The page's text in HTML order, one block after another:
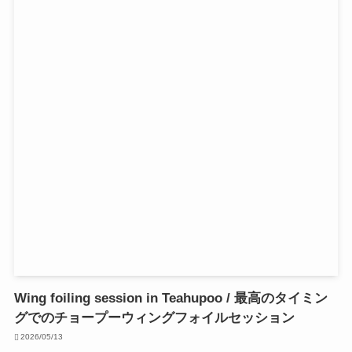
Wing foiling session in Teahupoo / 最高のタイミン
グでのチョープーウィングフォイルセッション
2026/05/13